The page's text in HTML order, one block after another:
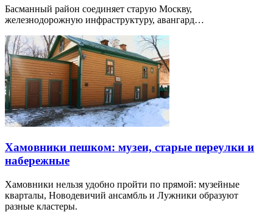
Басманный район соединяет старую Москву,
железнодорожную инфраструктуру, авангард…
Хамовники пешком: музеи, старые переулки и
набережные
Хамовники нельзя удобно пройти по прямой: музейные
кварталы, Новодевичий ансамбль и Лужники образуют
разные кластеры.